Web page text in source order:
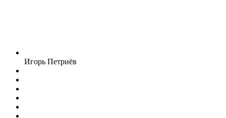
Игорь Петриёв